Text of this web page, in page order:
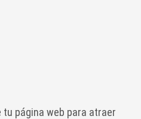
página web para atraer